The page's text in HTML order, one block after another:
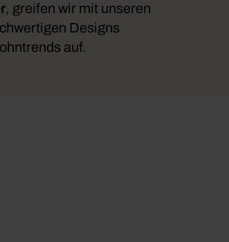
, greifen wir mit unseren
Designs
auf.